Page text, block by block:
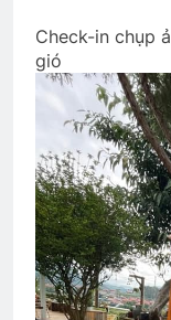
Check-in chụp
gió